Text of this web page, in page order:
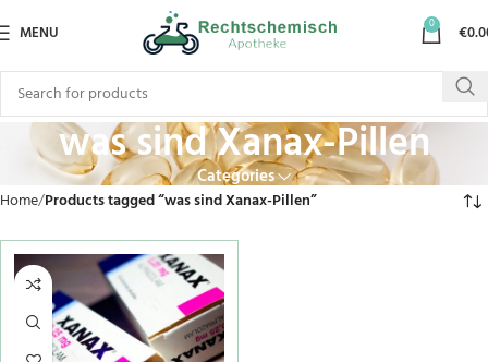
MENU 0 €
was sind Xanax-Pillen
Categories
Home Products tagged “was sind Xanax-Pillen”